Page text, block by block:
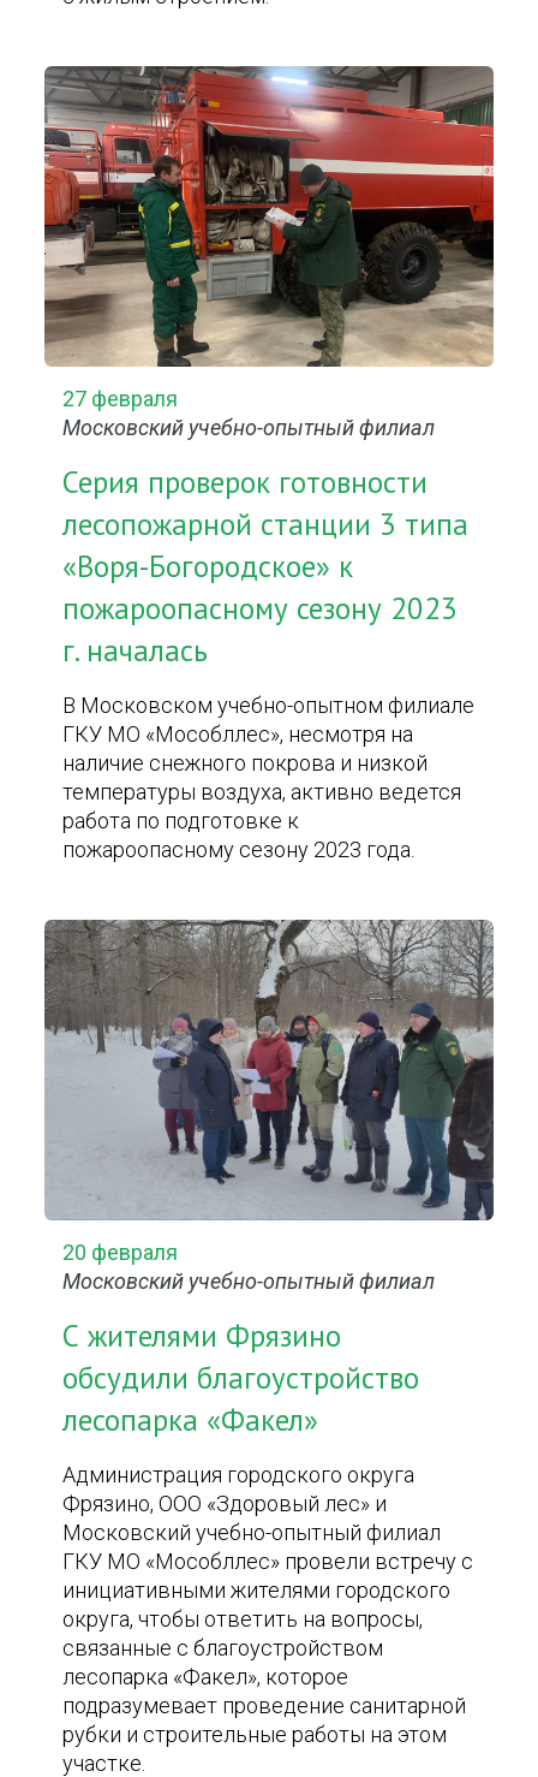
27 февраля
Московский учебно-опытный филиал
Серия проверок готовности
лесопожарной станции 3 типа
«Воря-Богородское» к
пожароопасному сезону 2023
г. началась
В Московском учебно-опытном филиале
ГКУ МО «Мособллес», несмотря на
наличие снежного покрова и низкой
температуры воздуха, активно ведется
работа по подготовке к
пожароопасному сезону 2023 года.
20 февраля
Московский учебно-опытный филиал
С жителями Фрязино
обсудили благоустройство
лесопарка «Факел»
Администрация городского округа
Фрязино, ООО «Здоровый лес» и
Московский учебно-опытный филиал
ГКУ МО «Мособллес» провели встречу с
инициативными жителями городского
округа, чтобы ответить на вопросы,
связанные с благоустройством
лесопарка «Факел», которое
подразумевает проведение санитарной
рубки и строительные работы на этом
участке.